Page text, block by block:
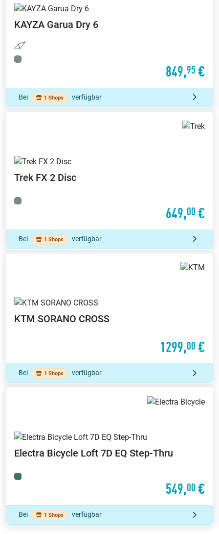
KAYZA Garua Dry 6
849,95 €
Bei 1 Shops verfügbar
Trek FX 2 Disc
649,00 €
Bei 1 Shops verfügbar
KTM SORANO CROSS
1299,00 €
Bei 1 Shops verfügbar
Electra Bicycle Loft 7D EQ Step-Thru
549,00 €
Bei 1 Shops verfügbar